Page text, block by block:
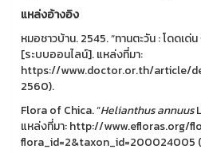
แหล่งอ้างอิง
หมอชาวบ้าน. 2545. “ทานตะวัน : โดดเ
[ระบบออนไลน์]. แหล่งที่มา:
https://www.doctor.or.th/article/
2560).
Flora of Chica. “Helianthus annuus
แหล่งที่มา: http://www.efloras.org/
flora_id=2&taxon_id=200024005